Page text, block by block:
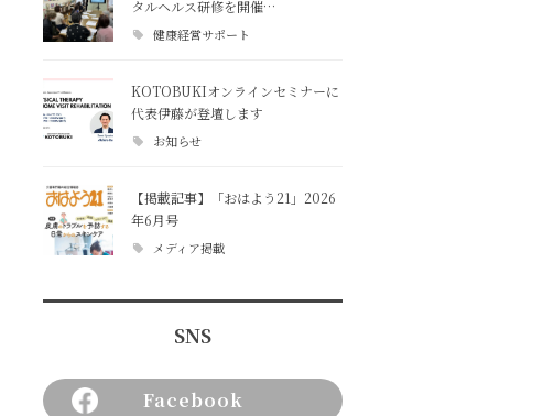
タルヘルス研修を開催…
健康経営サポート
KOTOBUKIオンラインセミナーに
代表伊藤が登壇します
お知らせ
【掲載記事】「おはよう21」2026
年6月号
メディア掲載
SNS
Facebook